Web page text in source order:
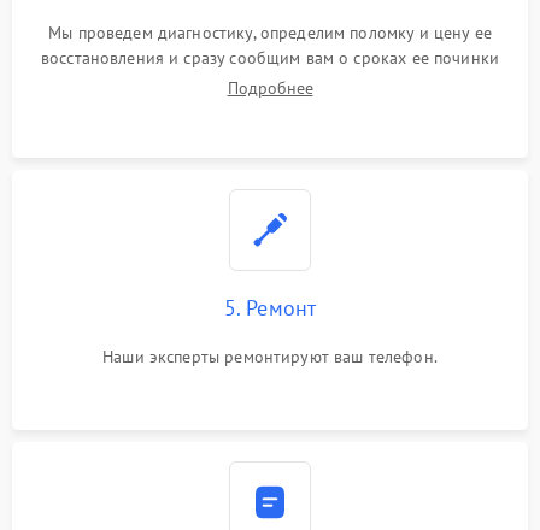
Мы проведем диагностику, определим поломку и цену ее
восстановления и сразу сообщим вам о сроках ее починки
Подробнее
5. Ремонт
Наши эксперты ремонтируют ваш телефон.